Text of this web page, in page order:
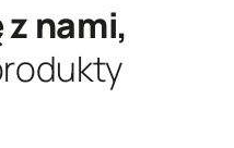
nami,